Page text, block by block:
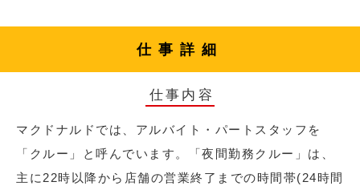
仕事詳細
仕事内容
マクドナルドでは、アルバイト・パートスタッフを
「クルー」と呼んでいます。「夜間勤務クルー」は、
主に22時以降から店舗の営業終了までの時間帯(24時間